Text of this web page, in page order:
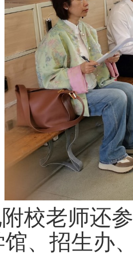
校老师还
馆、招生办